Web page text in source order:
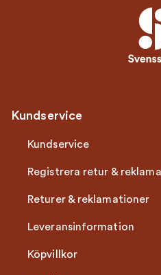
Kundservice
Kundservice
Registrera retur &
Returer & reklamationer
Leveransinformation
Köpvillkor